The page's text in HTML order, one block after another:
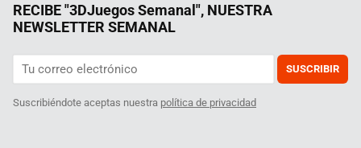
RECIBE "3DJuegos Semanal", NUESTRA
NEWSLETTER SEMANAL
SUSCRIBIR
Suscribiéndote aceptas nuestra política de privacidad